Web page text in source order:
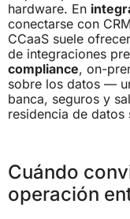
hardware. En
conectarse con
CCaaS suele
de integraciones
compliance, on-
sobre los datos —
banca, seguros y
residencia de datos
Cuándo
operación